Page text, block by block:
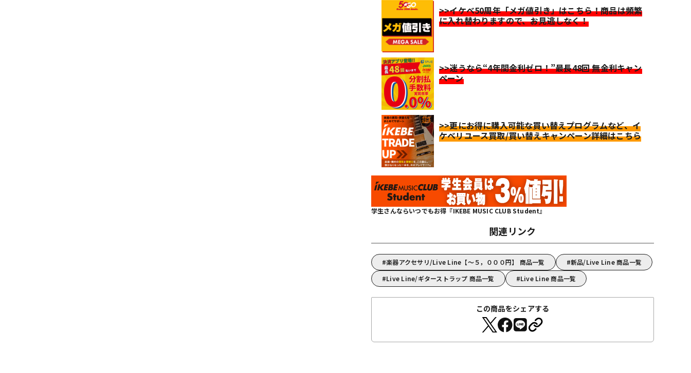
>>イケベ50周年「メガ値引き」はこちら！商品は頻繁
に入れ替わりますので、お見逃しなく！
>>迷うなら“4年間金利ゼロ！”最長48回 無金利キャン
ペーン
>>更にお得に購入可能な買い替えプログラムなど、イ
ケベリユース買取/買い替えキャンペーン詳細はこちら
学生さんならいつでもお得『IKEBE MUSIC CLUB Student』
関連リンク
楽器アクセサリ/Live Line【～５，０００円】 商品一覧
新品/Live Line 商品一覧
Live Line/ギターストラップ 商品一覧
Live Line 商品一覧
この商品をシェアする